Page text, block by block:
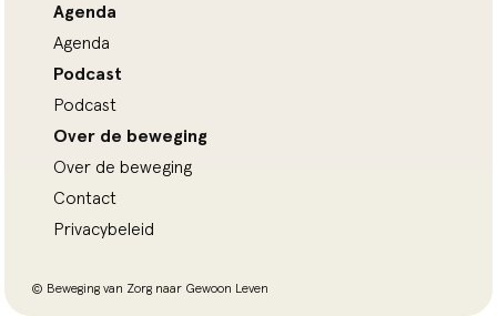
Agenda
Agenda
Podcast
Podcast
Over de beweging
Over de beweging
Contact
Privacybeleid
© Beweging van Zorg naar Gewoon Leven